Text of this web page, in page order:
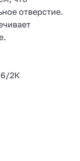
отверстие.
6/2К